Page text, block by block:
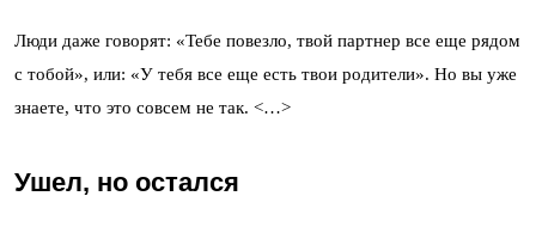
Люди даже говорят: «Тебе повезло, твой партнер все еще рядом
с тобой», или: «У тебя все еще есть твои родители». Но вы уже
знаете, что это совсем не так. <…>
Ушел, но остался